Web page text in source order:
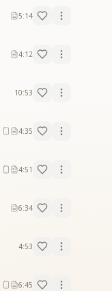
5:14
4:12
10:53
4:35
4:51
6:34
4:53
6:45